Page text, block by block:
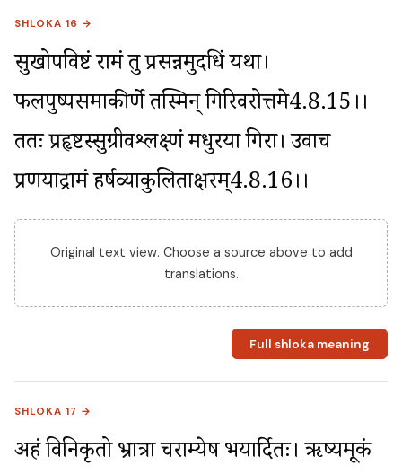
SHLOKA 16 →
सुखोपविष्टं रामं तु प्रसन्नमुदधिं यथा।
फलपुष्पसमाकीर्णे तस्मिन् गिरिवरोत्तमे4.8.15।।
ततः प्रहृष्टस्सुग्रीवश्लक्ष्णं मधुरया गिरा। उवाच
प्रणयाद्रामं हर्षव्याकुलिताक्षरम्4.8.16।।
Original text view. Choose a source above to add
translations.
Full shloka meaning
SHLOKA 17 →
अहं विनिकृतो भ्रात्रा चराम्येष भयार्दितः। ऋष्यमूकं